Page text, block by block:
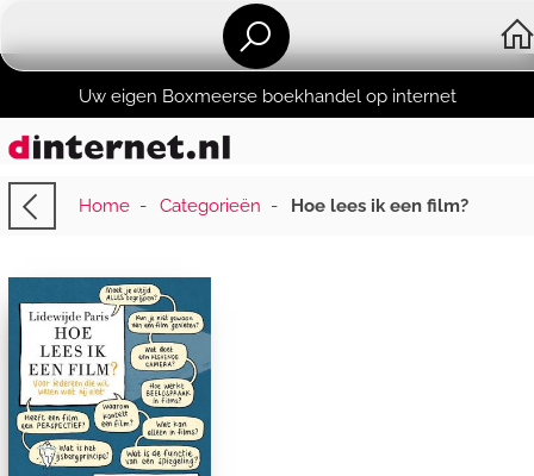
Uw eigen Boxmeerse boekhandel op internet
Home- Categorieën - Hoe lees ik een film?